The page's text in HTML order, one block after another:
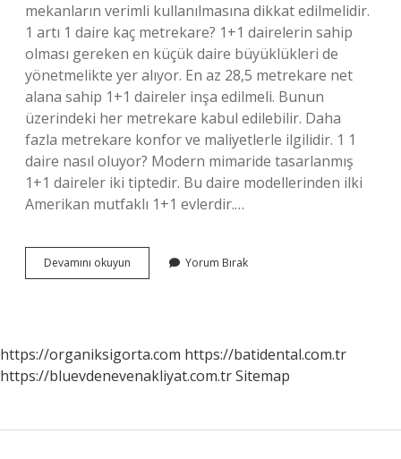
mekanların verimli kullanılmasına dikkat edilmelidir.
1 artı 1 daire kaç metrekare? 1+1 dairelerin sahip
olması gereken en küçük daire büyüklükleri de
yönetmelikte yer alıyor. En az 28,5 metrekare net
alana sahip 1+1 daireler inşa edilmeli. Bunun
üzerindeki her metrekare kabul edilebilir. Daha
fazla metrekare konfor ve maliyetlerle ilgilidir. 1 1
daire nasıl oluyor? Modern mimaride tasarlanmış
1+1 daireler iki tiptedir. Bu daire modellerinden ilki
Amerikan mutfaklı 1+1 evlerdir.…
Devamını okuyun
Artı
Yorum Bırak
https://organiksigorta.com https://batidental.com.tr
https://bluevdenevenakliyat.com.trSitemap